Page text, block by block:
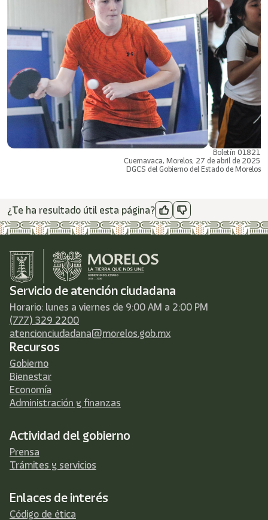
Boletín 01821
Cuernavaca, Morelos; 27 de abril de 2025
DGCS del Gobierno del Estado de Morelos
¿Te ha resultado útil esta página?
Servicio de atención ciudadana
Horario: lunes a viernes de 9:00 AM a 2:00 PM
(777) 329 2200
atencionciudadana@morelos.gob.mx
Recursos
Gobierno
Bienestar
Economía
Administración y finanzas
Actividad del gobierno
Prensa
Trámites y servicios
Enlaces de interés
Código de ética